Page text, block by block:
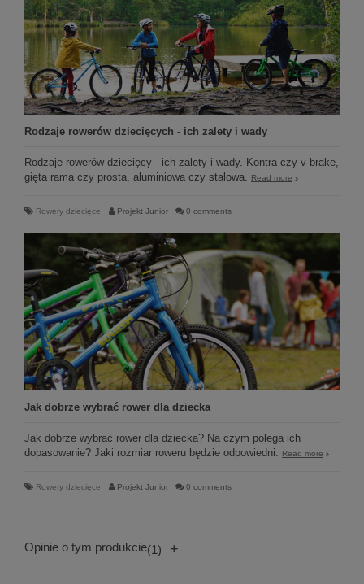
Rodzaje rowerów dziecięcych - ich zalety i wady
Rodzaje rowerów dziecięcy - ich zalety i wady. Kontra czy v-brake,
gięta rama czy prosta, aluminiowa czy stalowa. Read more
Rowery dziecięce Projekt Junior 0 comments
Jak dobrze wybrać rower dla dziecka
Jak dobrze wybrać rower dla dziecka? Na czym polega ich
dopasowanie? Jaki rozmiar roweru będzie odpowiedni. Read more
Rowery dziecięce Projekt Junior 0 comments
Opinie o tym produkcie(1) +